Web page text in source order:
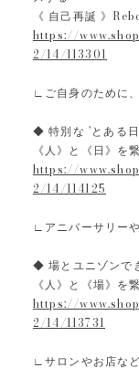
《 自己再誕 》
https://
2/14/113301
∟ご自身のために
◆ 特別な 'とある
《人》と《日》
https://
2/14/114125
∟アニバーサリー
◆ 場とユニゾンで
《人》と《場》
https://
2/14/113731
∟サロンやお店な